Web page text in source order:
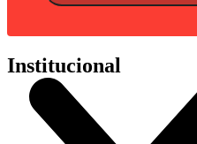
Institucional